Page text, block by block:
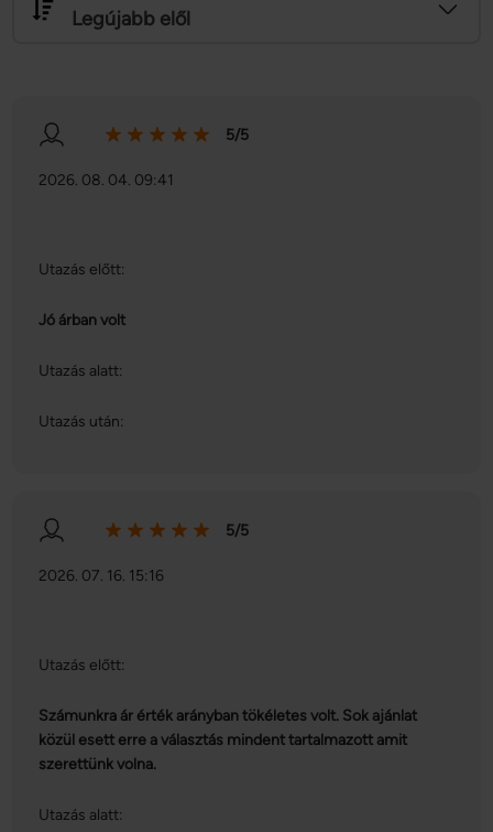
Legújabb elől
5/5
2026. 08. 04. 09:41
Utazás előtt:
Jó árban volt
Utazás alatt:
Utazás után:
5/5
2026. 07. 16. 15:16
Utazás előtt:
Számunkra ár érték arányban tökéletes volt. Sok ajánlat
közül esett erre a választás mindent tartalmazott amit
szerettünk volna.
Utazás alatt: